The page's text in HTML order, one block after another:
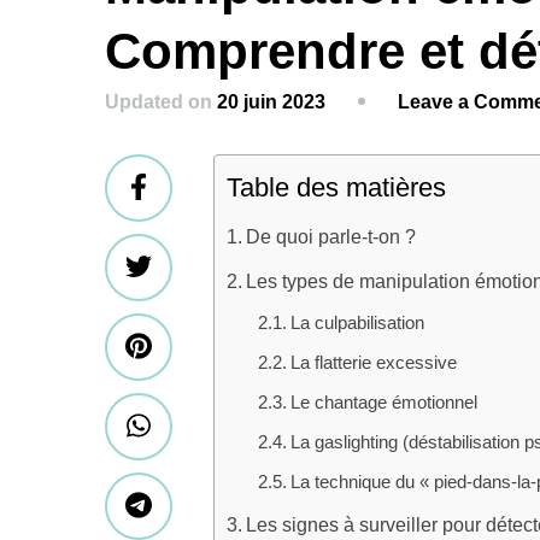
Comprendre et
Updated on 20 juin 2023 Leave a
Table des matières
De quoi parle-t-on ?
Les types de manipulation
La culpabilisation
La flatterie excessive
Le chantage émotionnel
La gaslighting (déstabilisation
La technique du « pied-dans-
Les signes à surveiller pour